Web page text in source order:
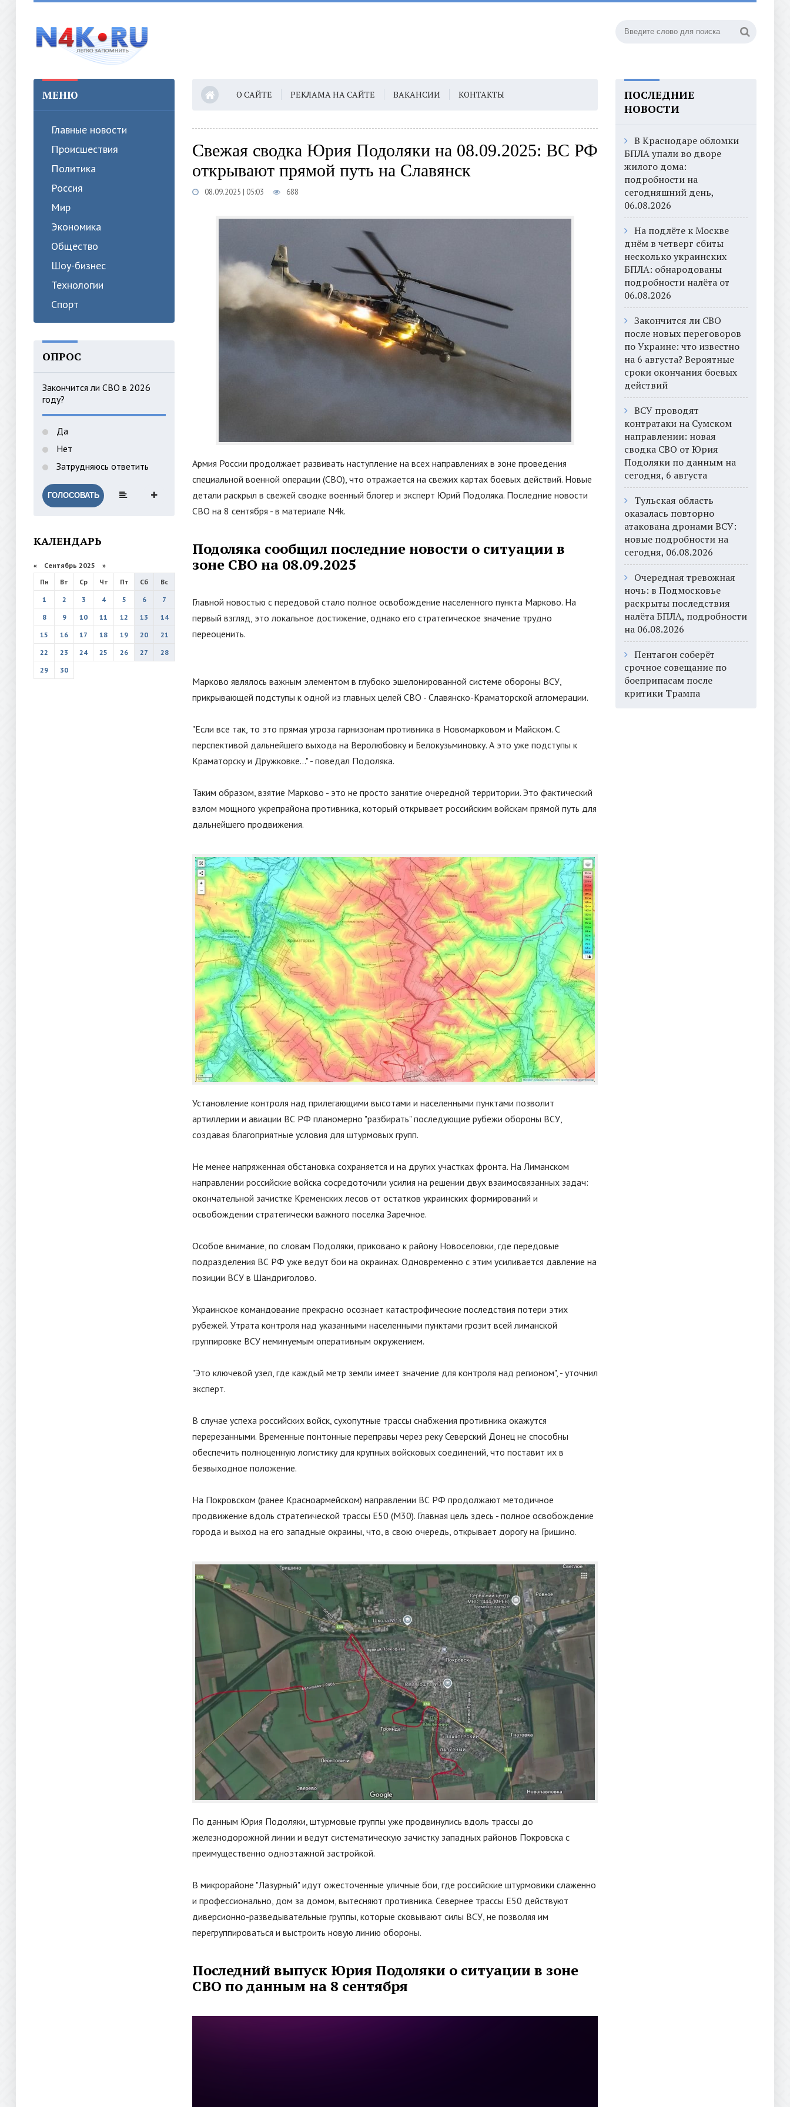
МЕНЮ
Главные новости
Происшествия
Политика
Россия
Мир
Экономика
Общество
Шоу-бизнес
Технологии
Спорт
ОПРОС
Закончится ли СВО в 2026
году?
Да
Нет
Затрудняюсь ответить
ГОЛОСОВАТЬ
КАЛЕНДАРЬ
« Сентябрь 2025 »
Пн
Вт Ср Чт Пт Сб
Вс
1
2 3 4 5 6
7
8
9 10 11 12 13
14
15
16 17 18 19 20
21
22
23 24 25 26 27
28
29
30
О САЙТЕ РЕКЛАМА НА САЙТЕ ВАКАНСИИ КОНТАКТЫ
Свежая сводка Юрия Подоляки на 08.09.2025: ВС РФ
открывают прямой путь на Славянск
08.09.2025 | 05:03 688
Армия России продолжает развивать наступление на всех направлениях в зоне проведения
специальной военной операции (СВО), что отражается на свежих картах боевых действий. Новые
детали раскрыл в свежей сводке военный блогер и эксперт Юрий Подоляка. Последние новости
СВО на 8 сентября - в материале N4k.
Подоляка сообщил последние новости о ситуации в
зоне СВО на 08.09.2025
Главной новостью с передовой стало полное освобождение населенного пункта Марково. На
первый взгляд, это локальное достижение, однако его стратегическое значение трудно
переоценить.
Марково являлось важным элементом в глубоко эшелонированной системе обороны ВСУ,
прикрывающей подступы к одной из главных целей СВО - Славянско-Краматорской агломерации.
"Если все так, то это прямая угроза гарнизонам противника в Новомарковом и Майском. С
перспективой дальнейшего выхода на Веролюбовку и Белокузьминовку. А это уже подступы к
Краматорску и Дружковке..."- поведал Подоляка.
Таким образом, взятие Марково - это не просто занятие очередной территории. Это фактический
взлом мощного укрепрайона противника, который открывает российским войскам прямой путь для
дальнейшего продвижения.
Установление контроля над прилегающими высотами и населенными пунктами позволит
артиллерии и авиации ВС РФ планомерно "разбирать"последующие рубежи обороны ВСУ,
создавая благоприятные условия для штурмовых групп.
Не менее напряженная обстановка сохраняется и на других участках фронта. На Лиманском
направлении российские войска сосредоточили усилия на решении двух взаимосвязанных задач:
окончательной зачистке Кременских лесов от остатков украинских формирований и
освобождении стратегически важного поселка Заречное.
Особое внимание, по словам Подоляки, приковано к району Новоселовки, где передовые
подразделения ВС РФ уже ведут бои на окраинах. Одновременно с этим усиливается давление на
позиции ВСУ в Шандриголово.
Украинское командование прекрасно осознает катастрофические последствия потери этих
рубежей. Утрата контроля над указанными населенными пунктами грозит всей лиманской
группировке ВСУ неминуемым оперативным окружением.
"Это ключевой узел, где каждый метр земли имеет значение для контроля над регионом", - уточнил
эксперт.
В случае успеха российских войск, сухопутные трассы снабжения противника окажутся
перерезанными. Временные понтонные переправы через реку Северский Донец не способны
обеспечить полноценную логистику для крупных войсковых соединений, что поставит их в
безвыходное положение.
На Покровском (ранее Красноармейском) направлении ВС РФ продолжают методичное
продвижение вдоль стратегической трассы Е50 (М30). Главная цель здесь - полное освобождение
города и выход на его западные окраины, что, в свою очередь, открывает дорогу на Гришино.
По данным Юрия Подоляки, штурмовые группы уже продвинулись вдоль трассы до
железнодорожной линии и ведут систематическую зачистку западных районов Покровска с
преимущественно одноэтажной застройкой.
В микрорайоне "Лазурный"идут ожесточенные уличные бои, где российские штурмовики слаженно
и профессионально, дом за домом, вытесняют противника. Севернее трассы Е50 действуют
диверсионно-разведывательные группы, которые сковывают силы ВСУ, не позволяя им
перегруппироваться и выстроить новую линию обороны.
Последний выпуск Юрия Подоляки о ситуации в зоне
СВО по данным на 8 сентября
ПОСЛЕДНИЕ
НОВОСТИ
В Краснодаре обломки
БПЛА упали во дворе
жилого дома:
подробности на
сегодняшний день,
06.08.2026
На подлёте к Москве
днём в четверг сбиты
несколько украинских
БПЛА: обнародованы
подробности налёта от
06.08.2026
Закончится ли СВО
после новых переговоров
по Украине: что известно
на 6 августа? Вероятные
сроки окончания боевых
действий
ВСУ проводят
контратаки на Сумском
направлении: новая
сводка СВО от Юрия
Подоляки по данным на
сегодня, 6 августа
Тульская область
оказалась повторно
атакована дронами ВСУ:
новые подробности на
сегодня, 06.08.2026
Очередная тревожная
ночь: в Подмосковье
раскрыты последствия
налёта БПЛА, подробности
на 06.08.2026
Пентагон соберёт
срочное совещание по
боеприпасам после
критики Трампа